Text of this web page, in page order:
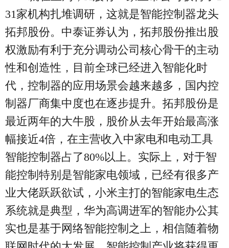
31家机构扎堆调研，这就是智能控制器龙头
拓邦股份。中泰证券认为，拓邦股份推出股
权激励有利于充分调动公司核心骨干的主动
性和创造性，目前全球已经进入智能化时
代，控制器的应用场景会越来越多，国内控
制器厂商集中度也在逐步提升。拓邦股份是
最近两年的大牛股，股价从去年开始最高涨
幅接近4倍，在主营收入中家电和电动工具
智能控制器占了80%以上。实际上，对于智
能控制特别是智能家电领域，已经有很多产
业大佬跃跃欲试，小米主打的智能家电生态
系统就是典型，华为高调进军的智能办公其
实也是基于网络智能控制之上，相信随着物